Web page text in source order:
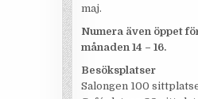
maj.
Numera även öppet
månaden 14 – 16.
Besöksplatser
Salongen 100